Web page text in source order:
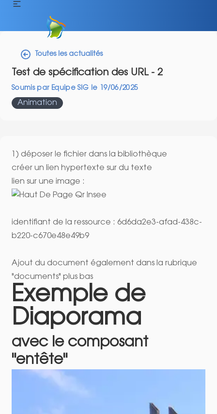
Toutes les actualités
Test de spécification des URL - 2
Soumis par Equipe SIG le 19/06/2025
Animation
1) déposer le fichier dans la bibliothèque
créer un lien hypertexte sur du texte
lien sur une image :
identifiant de la ressource : 6d6da2e3-afad-438c-
b220-c670e48e49b9
Ajout du document également dans la rubrique
"documents" plus bas
Exemple de
Diaporama
avec le composant
"entête"